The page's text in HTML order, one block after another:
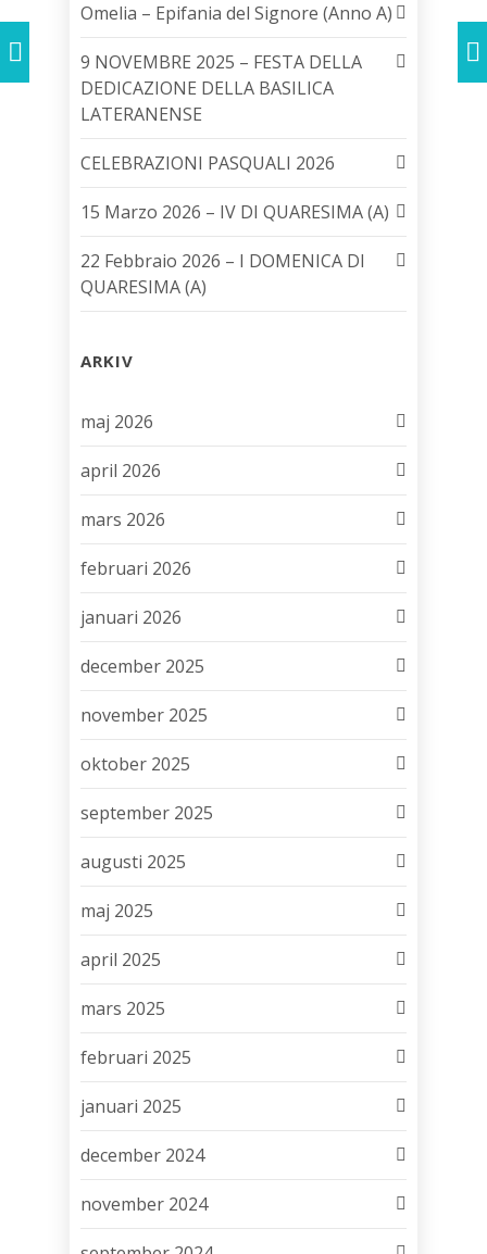
Omelia – Epifania del Signore (Anno A)
9 NOVEMBRE 2025 – FESTA DELLA
DEDICAZIONE DELLA BASILICA
LATERANENSE
CELEBRAZIONI PASQUALI 2026
15 Marzo 2026 – IV DI QUARESIMA (A)
22 Febbraio 2026 – I DOMENICA DI
QUARESIMA (A)
ARKIV
maj 2026
april 2026
mars 2026
februari 2026
januari 2026
december 2025
november 2025
oktober 2025
september 2025
augusti 2025
maj 2025
april 2025
mars 2025
februari 2025
januari 2025
december 2024
november 2024